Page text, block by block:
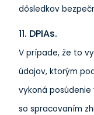
dôsledkov
11. DPIAs.
V prípade, že to
údajov, ktorým
vykoná posúdenie
so spracovaním